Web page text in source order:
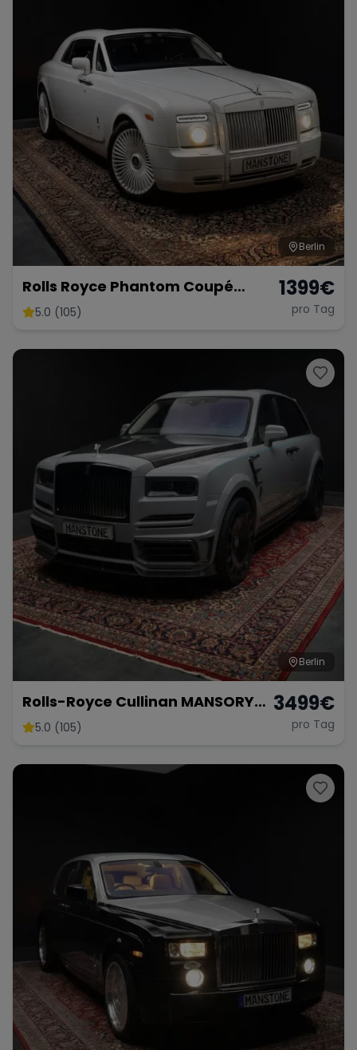
Tesla Dodge
Bentley Rolls Royce Aston Martin
Bugatti Lotus Maserati
Range Rover
Berlin
Rolls Royce Phantom Coupé
Autovermietung Auto mieten
5.0 (105)
1399€
pro Tag
Berlin
Rolls-Royce Cullinan MANSORY
SUV Luxuslimousine mieten
5.0 (105)
3499€
pro Tag